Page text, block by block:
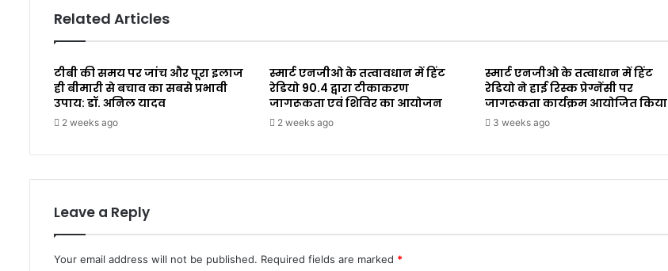
Related Articles
टीबी की समय पर जांच और पूरा इलाज
ही बीमारी से बचाव का सबसे प्रभावी
उपाय: डॉ. अनिल यादव
2 weeks ago
स्मार्ट एनजीओ के तत्वावधान में हिंट
रेडियो 90.4 द्वारा टीकाकरण
जागरूकता एवं शिविर का आयोजन
2 weeks ago
स्मार्ट एनजीओ के तत्वाधान में हिंट
रेडियो ने हाई रिस्क प्रेग्नेंसी पर
जागरूकता कार्यक्रम आयोजित किया
3 weeks ago
Leave a Reply
Your email address will not be published. Required fields are marked *